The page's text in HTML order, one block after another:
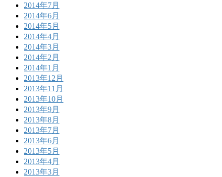
2014年7月
2014年6月
2014年5月
2014年4月
2014年3月
2014年2月
2014年1月
2013年12月
2013年11月
2013年10月
2013年9月
2013年8月
2013年7月
2013年6月
2013年5月
2013年4月
2013年3月